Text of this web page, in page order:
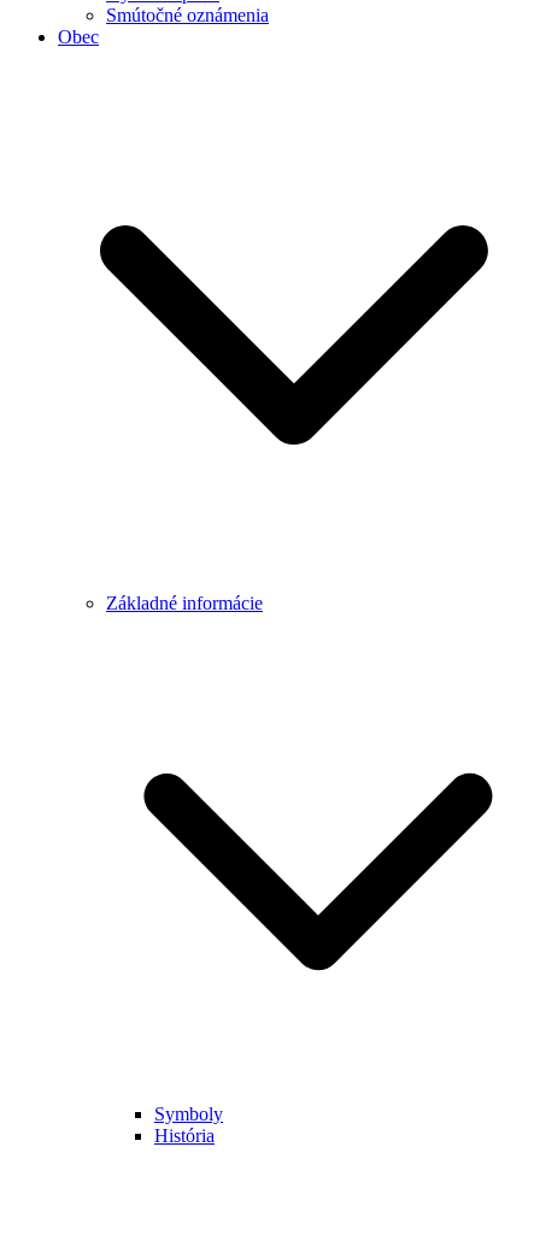
Smútočné oznámenia
Obec
Základné informácie
Symboly
História